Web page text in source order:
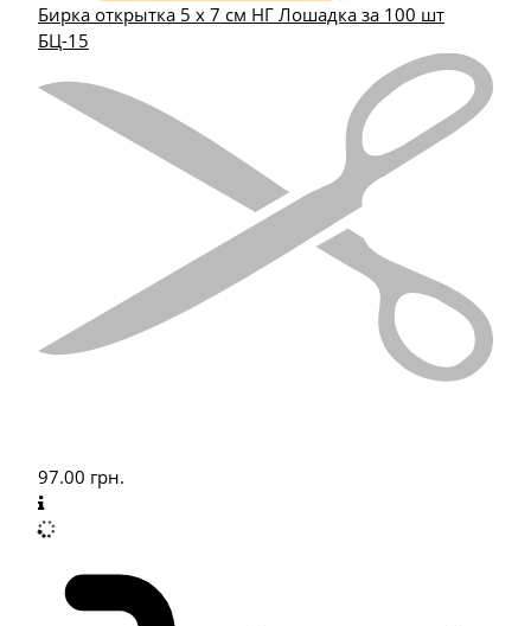
Бирка открытка 5 х 7 см НГ Лошадка за 100 шт
БЦ-15
97.00 грн.